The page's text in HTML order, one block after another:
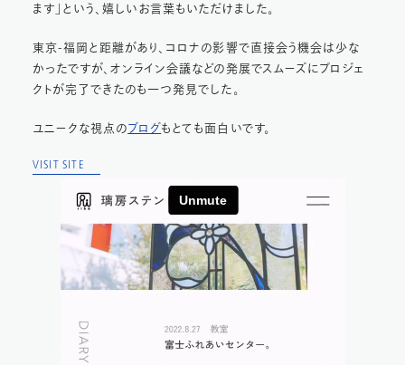
ます」という、嬉しいお言葉もいただけました。
東京-福岡と距離があり、コロナの影響で直接会う機会は少な
かったですが、オンライン会議などの発展でスムーズにプロジェ
クトが完了できたのも一つ発見でした。
ユニークな視点のブログもとても面白いです。
VISIT SITE